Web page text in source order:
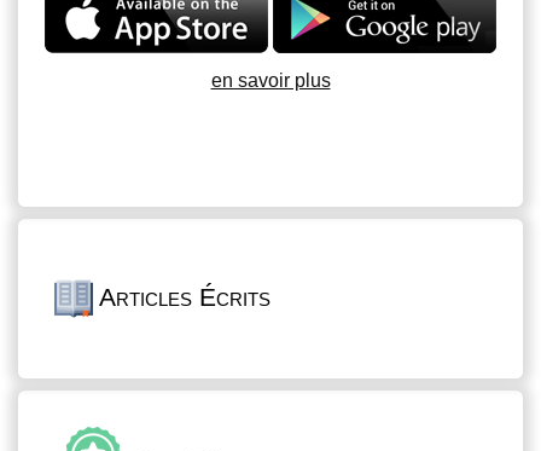
en savoir plus
Articles Écrits